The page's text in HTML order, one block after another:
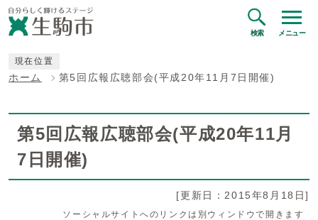
検索 メニュー
現在位置
ホーム 第5回広報広聴部会(平成20年11月7日開催)
第5回広報広聴部会(平成20年11月
7日開催)
[更新日：2015年8月18日]
ソーシャルサイトへのリンクは別ウィンドウで開きます